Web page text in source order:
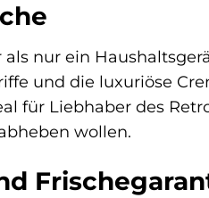
nur ein
und die luxuriöse
für Liebhaber des
wollen.